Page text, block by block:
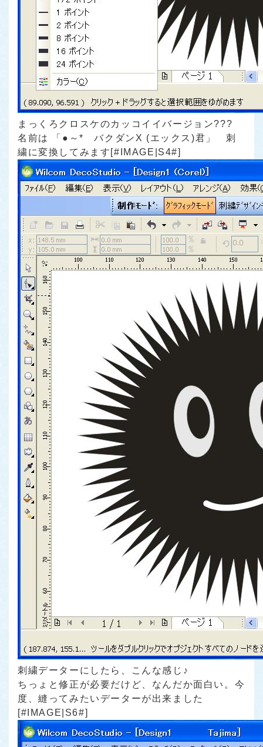
まっくろクロスケのカッコイイバージョン???
名前は
「●～* バクダンX (エックス)君」刺
繍に変換してみます[#IMAGE|S4#]
刺繍データーにしたら、こんな感じ♪
ちっょと修正が必要だけど、なんだか面白い。今
度、縫ってみたいデーターが出来ました
[#IMAGE|S6#]